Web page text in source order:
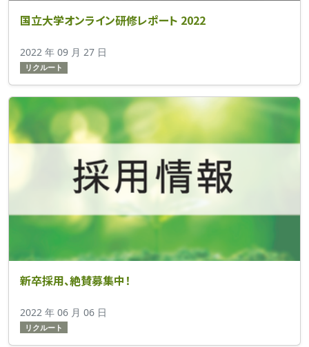
国立大学オンライン研修レポート 2022
2022 年 09 月 27 日
リクルート
新卒採用、絶賛募集中！
2022 年 06 月 06 日
リクルート